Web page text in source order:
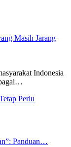
Masih Jarang
Indonesia
…
Perlu
Panduan…